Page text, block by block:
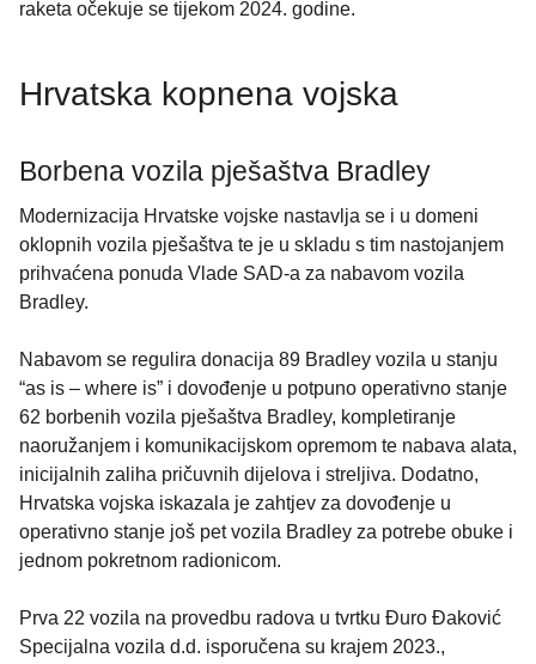
raketa očekuje se tijekom 2024. godine.
Hrvatska kopnena vojska
Borbena vozila pješaštva Bradley
Modernizacija Hrvatske vojske nastavlja se i u domeni
oklopnih vozila pješaštva te je u skladu s tim nastojanjem
prihvaćena ponuda Vlade SAD-a za nabavom vozila
Bradley.
Nabavom se regulira donacija 89 Bradley vozila u stanju
“as is – where is” i dovođenje u potpuno operativno stanje
62 borbenih vozila pješaštva Bradley, kompletiranje
naoružanjem i komunikacijskom opremom te nabava alata,
inicijalnih zaliha pričuvnih dijelova i streljiva. Dodatno,
Hrvatska vojska iskazala je zahtjev za dovođenje u
operativno stanje još pet vozila Bradley za potrebe obuke i
jednom pokretnom radionicom.
Prva 22 vozila na provedbu radova u tvrtku Đuro Đaković
Specijalna vozila d.d. isporučena su krajem 2023.,